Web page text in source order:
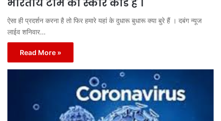
भारतीय टीम का स्कोर कार्ड है ।
ऐसा ही प्रदर्शन करना है तो फिर हमारे यहां के दुधारू बुधारू क्या बुरे हैं । दबंग न्यूज
लाईव शनिवार…
Read More »